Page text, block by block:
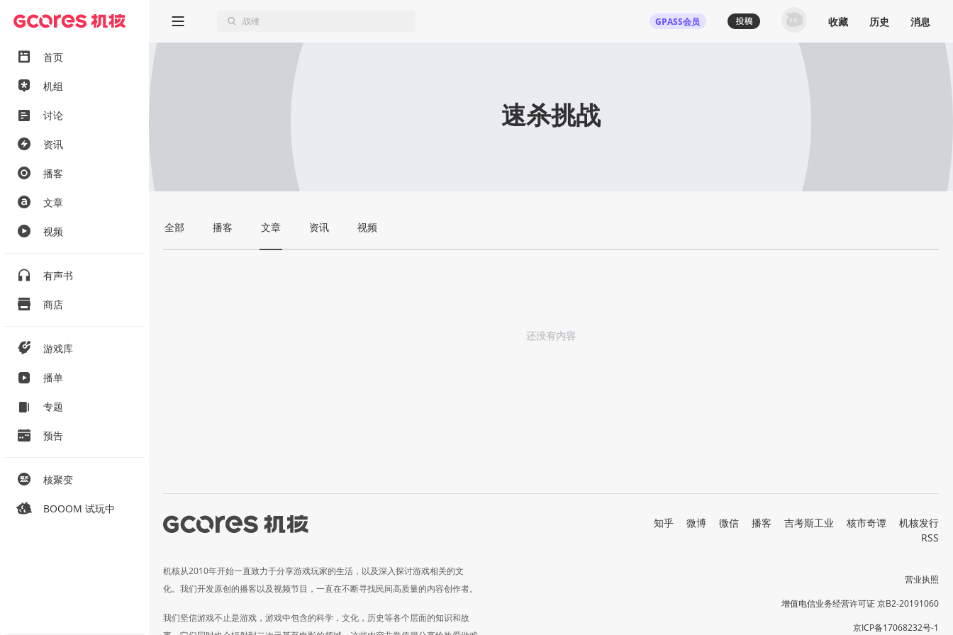
首页
机组
讨论
资讯
播客
文章
视频
有声书
商店
游戏库
播单
专题
预告
核聚变
BOOOM 试玩中
GPASS会员 收藏 历史 消息
速杀挑战
全部 播客 文章 资讯 视频
还没有内容
机核从2010年开始一直致力于分享游戏玩家的生活，以及深入探讨游戏相关的文
化。我们开发原创的播客以及视频节目，一直在不断寻找民间高质量的内容创作者。
我们坚信游戏不止是游戏，游戏中包含的科学，文化，历史等各个层面的知识和故
知乎 微博 微信 播客 吉考斯工业 核市奇谭
机核发行
RSS
营业执照
增值电信业务经营许可证 京B2-20191060
京ICP备17068232号-1